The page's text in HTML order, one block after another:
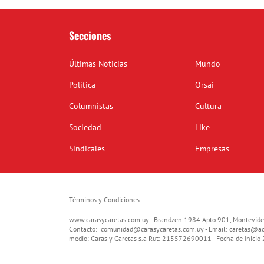
Secciones
Últimas Noticias
Política
Columnistas
Sociedad
Sindicales
Mundo
Orsai
Cultura
Like
Empresas
Términos y Condiciones
www.carasycaretas.com.uy - Brandzen 1984 Apto 901,
Contacto: comunidad@carasycaretas.com.uy- Email:
medio: Caras y Caretas s.a Rut: 215572690011 - Fecha de